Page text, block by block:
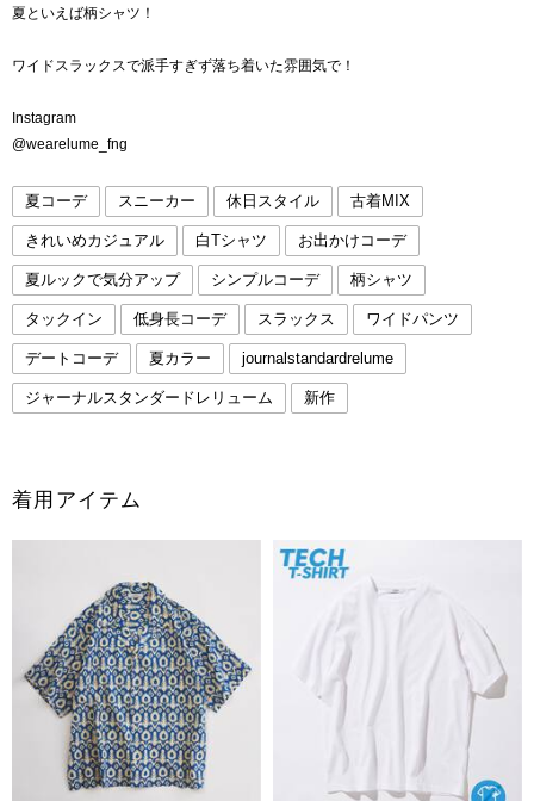
夏といえば柄シャツ！
ワイドスラックスで派手すぎず落ち着いた雰囲気で！
Instagram
@wearelume_fng
夏コーデ スニーカー 休日スタイル 古着MIX
きれいめカジュアル 白Tシャツ お出かけコーデ
夏ルックで気分アップ シンプルコーデ 柄シャツ
タックイン 低身長コーデ スラックス ワイドパンツ
デートコーデ 夏カラー journalstandardrelume
ジャーナルスタンダードレリューム 新作
着用アイテム